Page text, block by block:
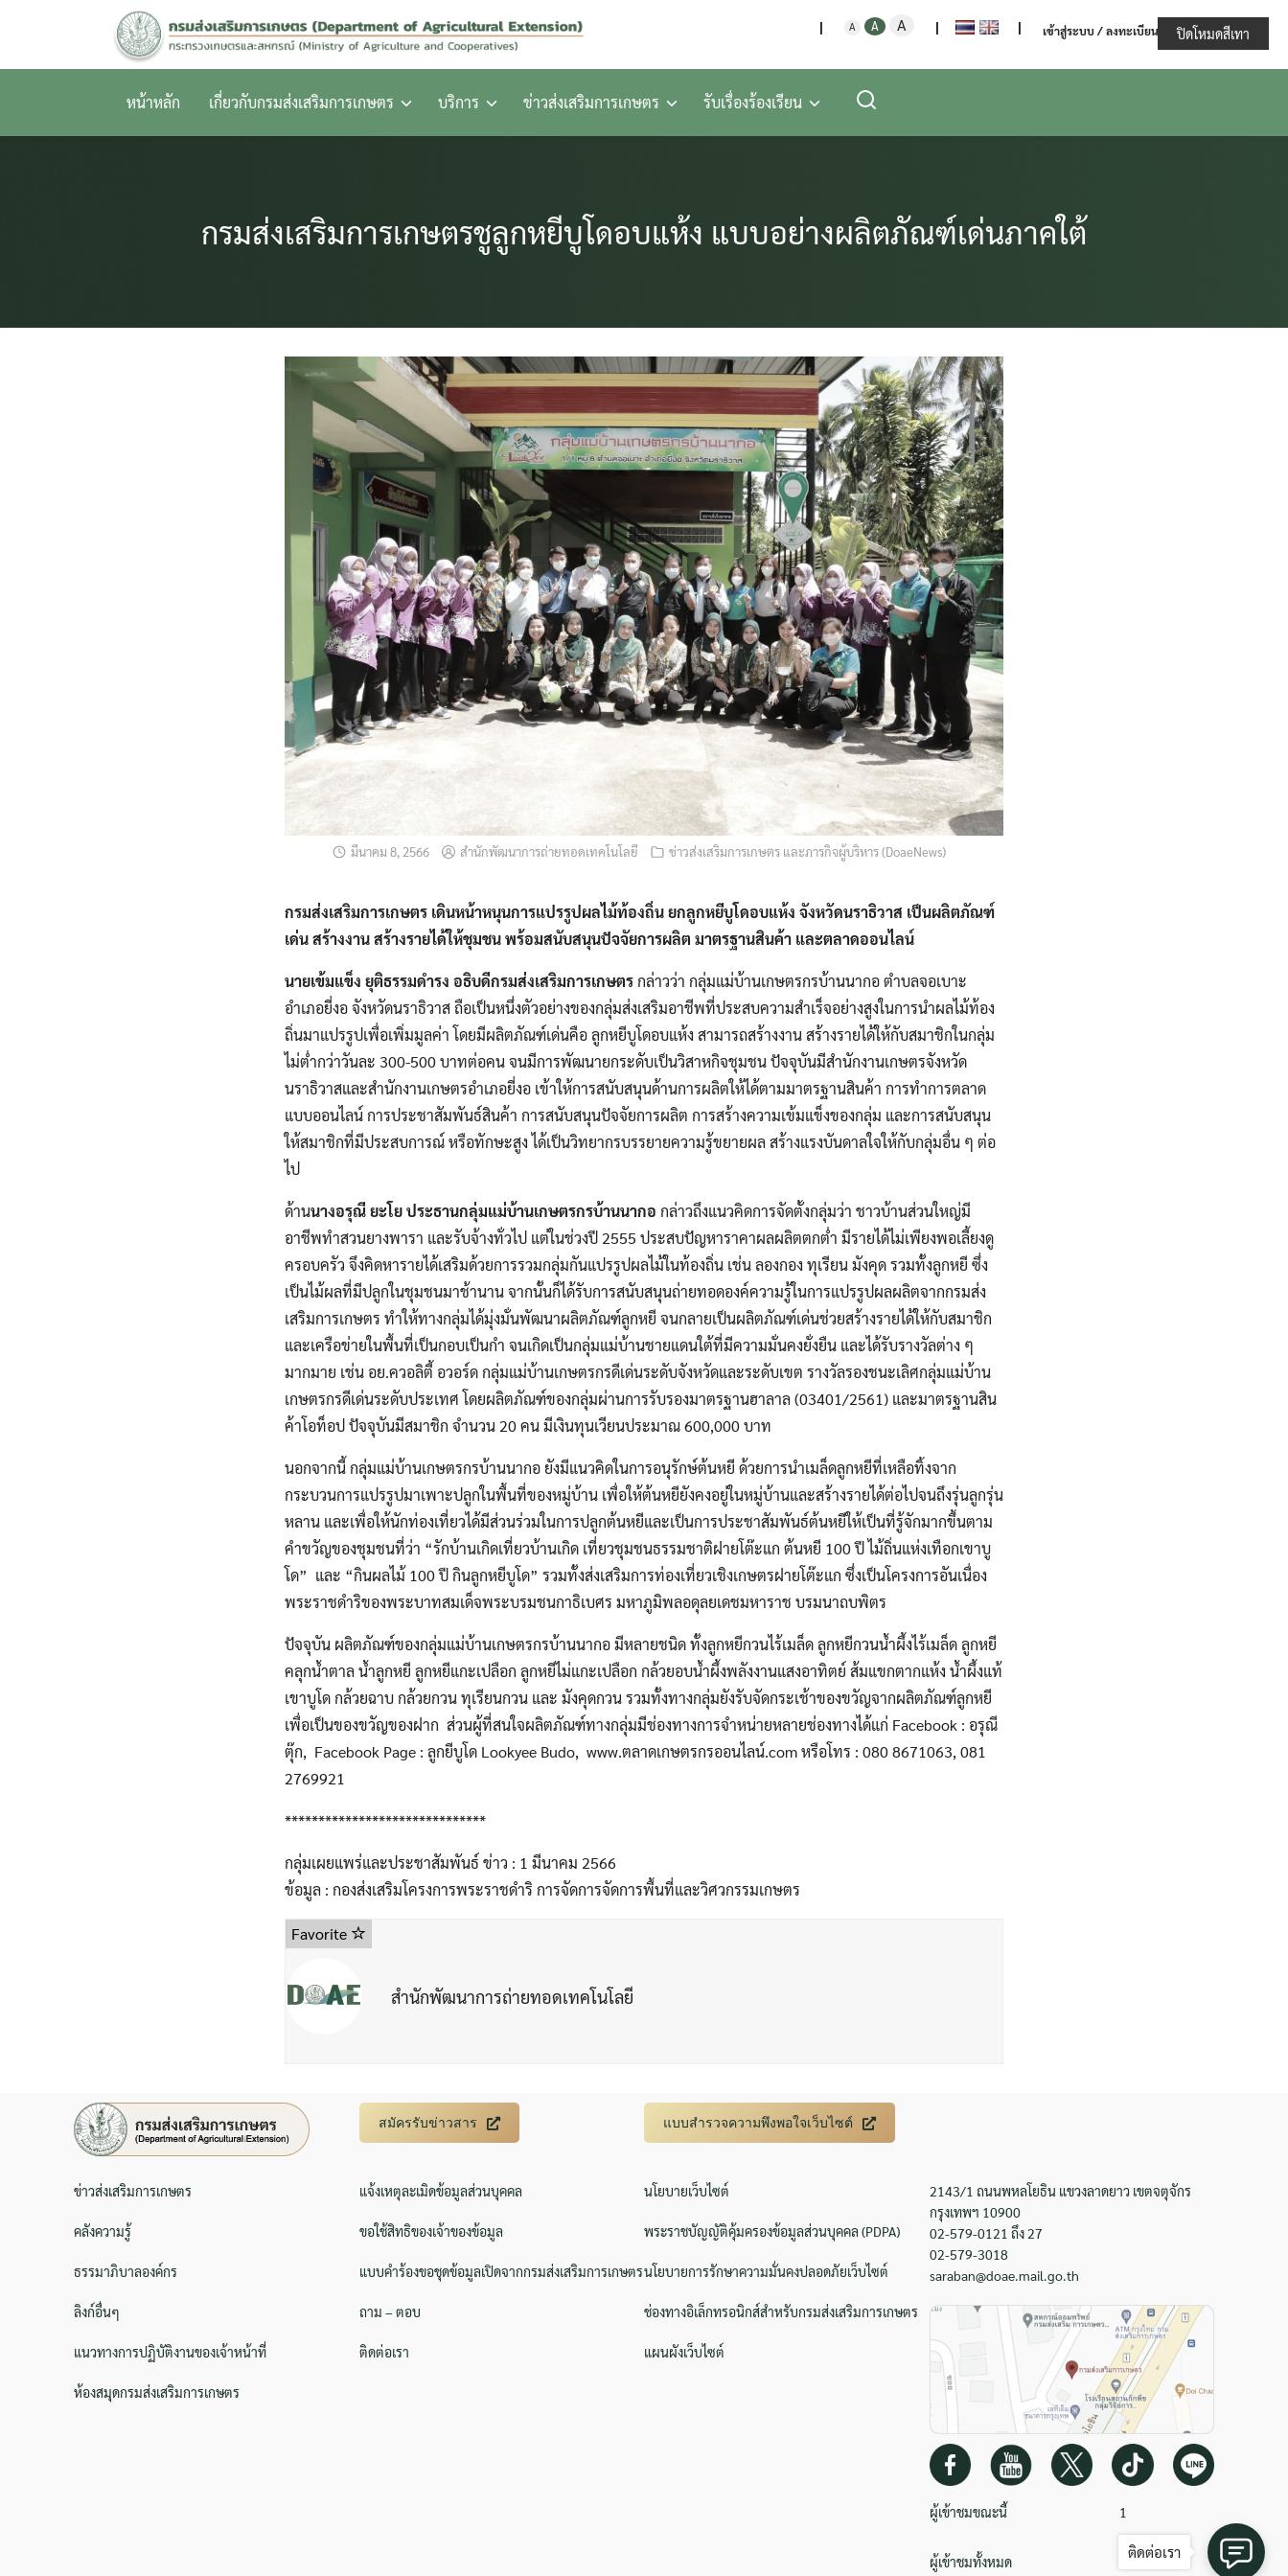
กรมส่งเสริมการเกษตร กระทรวงเกษตรและสหกรณ์
A Decrease
fontAReset
font
A Increase
| | เข้าสู่ระบบ / ลงทะเบียน
หน้าหลัก เกี่ยวกับกรมส่งเสริมการเกษตร บริการ ข่าวส่งเสริมการเกษตร รับเรื่องร้องเรียน
Search
for:
Search
กรมส่งเสริมการเกษตรชูลูกหยีบูโดอบแห้ง แบบอย่างผลิตภัณฑ์เด่นภาคใต้
มีนาคม 8, 2566 สำนักพัฒนาการถ่ายทอดเทคโนโลยี ข่าวส่งเสริมการเกษตร และภารกิจผู้บริหาร (DoaeNews)
กรมส่งเสริมการเกษตร เดินหน้าหนุนการแปรรูปผลไม้ท้องถิ่น ยกลูกหยีบูโดอบแห้ง จังหวัดนราธิวาส เป็นผลิตภัณฑ์
เด่น สร้างงาน สร้างรายได้ให้ชุมชน พร้อมสนับสนุนปัจจัยการผลิต มาตรฐานสินค้า และตลาดออนไลน์
นายเข้มแข็ง ยุติธรรมดำรง อธิบดีกรมส่งเสริมการเกษตรกล่าวว่า กลุ่มแม่บ้านเกษตรกรบ้านนากอ ตำบลจอเบาะ
อำเภอยี่งอ จังหวัดนราธิวาส ถือเป็นหนึ่งตัวอย่างของกลุ่มส่งเสริมอาชีพที่ประสบความสำเร็จอย่างสูงในการนำผลไม้ท้อง
ถิ่นมาแปรรูปเพื่อเพิ่มมูลค่า โดยมีผลิตภัณฑ์เด่นคือ ลูกหยีบูโดอบแห้ง สามารถสร้างงาน สร้างรายได้ให้กับสมาชิกในกลุ่ม
ไม่ต่ำกว่าวันละ 300-500 บาทต่อคน จนมีการพัฒนายกระดับเป็นวิสาหกิจชุมชน ปัจจุบันมีสำนักงานเกษตรจังหวัด
นราธิวาสและสำนักงานเกษตรอำเภอยี่งอ เข้าให้การสนับสนุนด้านการผลิตให้ได้ตามมาตรฐานสินค้า การทำการตลาด
แบบออนไลน์ การประชาสัมพันธ์สินค้า การสนับสนุนปัจจัยการผลิต การสร้างความเข้มแข็งของกลุ่ม และการสนับสนุน
ให้สมาชิกที่มีประสบการณ์ หรือทักษะสูง ได้เป็นวิทยากรบรรยายความรู้ขยายผล สร้างแรงบันดาลใจให้กับกลุ่มอื่น ๆ ต่อ
ไป
ด้านนางอรุณี ยะโย ประธานกลุ่มแม่บ้านเกษตรกรบ้านนากอ กล่าวถึงแนวคิดการจัดตั้งกลุ่มว่า ชาวบ้านส่วนใหญ่มี
อาชีพทำสวนยางพารา และรับจ้างทั่วไป แต่ในช่วงปี 2555 ประสบปัญหาราคาผลผลิตตกต่ำ มีรายได้ไม่เพียงพอเลี้ยงดู
ครอบครัว จึงคิดหารายได้เสริมด้วยการรวมกลุ่มกันแปรรูปผลไม้ในท้องถิ่น เช่น ลองกอง ทุเรียน มังคุด รวมทั้งลูกหยี ซึ่ง
เป็นไม้ผลที่มีปลูกในชุมชนมาช้านาน จากนั้นก็ได้รับการสนับสนุนถ่ายทอดองค์ความรู้ในการแปรรูปผลผลิตจากกรมส่ง
เสริมการเกษตร ทำให้ทางกลุ่มได้มุ่งมั่นพัฒนาผลิตภัณฑ์ลูกหยี จนกลายเป็นผลิตภัณฑ์เด่นช่วยสร้างรายได้ให้กับสมาชิก
และเครือข่ายในพื้นที่เป็นกอบเป็นกำ จนเกิดเป็นกลุ่มแม่บ้านชายแดนใต้ที่มีความมั่นคงยั่งยืน และได้รับรางวัลต่าง ๆ
มากมาย เช่น อย.ควอลิตี้ อวอร์ด กลุ่มแม่บ้านเกษตรกรดีเด่นระดับจังหวัดและระดับเขต รางวัลรองชนะเลิศกลุ่มแม่บ้าน
เกษตรกรดีเด่นระดับประเทศ โดยผลิตภัณฑ์ของกลุ่มผ่านการรับรองมาตรฐานฮาลาล (03401/2561) และมาตรฐานสิน
ค้าโอท็อป ปัจจุบันมีสมาชิก จำนวน 20 คน มีเงินทุนเวียนประมาณ 600,000 บาท
นอกจากนี้ กลุ่มแม่บ้านเกษตรกรบ้านนากอ ยังมีแนวคิดในการอนุรักษ์ต้นหยี ด้วยการนำเมล็ดลูกหยีที่เหลือทิ้งจาก
กระบวนการแปรรูปมาเพาะปลูกในพื้นที่ของหมู่บ้าน เพื่อให้ต้นหยียังคงอยู่ในหมู่บ้านและสร้างรายได้ต่อไปจนถึงรุ่นลูกรุ่น
หลาน และเพื่อให้นักท่องเที่ยวได้มีส่วนร่วมในการปลูกต้นหยีและเป็นการประชาสัมพันธ์ต้นหยีให้เป็นที่รู้จักมากขึ้นตาม
คำขวัญของชุมชนที่ว่า “รักบ้านเกิดเที่ยวบ้านเกิด เที่ยวชุมชนธรรมชาติฝายโต๊ะแก ต้นหยี 100 ปี ไม้ถิ่นแห่งเทือกเขาบู
โด” และ “กินผลไม้ 100 ปี กินลูกหยีบูโด” รวมทั้งส่งเสริมการท่องเที่ยวเชิงเกษตรฝายโต๊ะแก ซึ่งเป็นโครงการอันเนื่อง
พระราชดำริของพระบาทสมเด็จพระบรมชนกาธิเบศร มหาภูมิพลอดุลยเดชมหาราช บรมนาถบพิตร
ปัจจุบัน ผลิตภัณฑ์ของกลุ่มแม่บ้านเกษตรกรบ้านนากอ มีหลายชนิด ทั้งลูกหยีกวนไร้เมล็ด ลูกหยีกวนน้ำผึ้งไร้เมล็ด ลูกหยี
คลุกน้ำตาล น้ำลูกหยี ลูกหยีแกะเปลือก ลูกหยีไม่แกะเปลือก กล้วยอบน้ำผึ้งพลังงานแสงอาทิตย์ ส้มแขกตากแห้ง น้ำผึ้งแท้
เขาบูโด กล้วยฉาบ กล้วยกวน ทุเรียนกวน และ มังคุดกวน รวมทั้งทางกลุ่มยังรับจัดกระเช้าของขวัญจากผลิตภัณฑ์ลูกหยี
เพื่อเป็นของขวัญของฝาก ส่วนผู้ที่สนใจผลิตภัณฑ์ทางกลุ่มมีช่องทางการจำหน่ายหลายช่องทางได้แก่ Facebook : อรุณี
ตุ๊ก, Facebook Page : ลูกยีบูโด Lookyee Budo, www.ตลาดเกษตรกรออนไลน์.com หรือโทร : 080 8671063, 081
2769921
******************************
กลุ่มเผยแพร่และประชาสัมพันธ์ ข่าว : 1 มีนาคม 2566
ข้อมูล : กองส่งเสริมโครงการพระราชดำริ การจัดการจัดการพื้นที่และวิศวกรรมเกษตร
Favorite
สำนักพัฒนาการถ่ายทอดเทคโนโลยี
สมัครรับข่าวสาร แบบสำรวจความพึงพอใจเว็บไซต์
ข่าวส่งเสริมการเกษตร
คลังความรู้
ธรรมาภิบาลองค์กร
ลิงก์อื่นๆ
แนวทางการปฏิบัติงานของเจ้าหน้าที่
ห้องสมุดกรมส่งเสริมการเกษตร
แจ้งเหตุละเมิดข้อมูลส่วนบุคคล
ขอใช้สิทธิของเจ้าของข้อมูล
แบบคำร้องขอชุดข้อมูลเปิดจากกรมส่งเสริมการเกษตร
ถาม – ตอบ
ติดต่อเรา
นโยบายเว็บไซต์
พระราชบัญญัติคุ้มครองข้อมูลส่วนบุคคล (PDPA)
นโยบายการรักษาความมั่นคงปลอดภัยเว็บไซต์
ช่องทางอิเล็กทรอนิกส์สำหรับกรมส่งเสริมการเกษตร
แผนผังเว็บไซต์
2143/1 ถนนพหลโยธิน แขวงลาดยาว เขตจตุจักร
กรุงเทพฯ 10900
02-579-0121 ถึง 27
02-579-3018
saraban@doae.mail.go.th
ผู้เข้าชมขณะนี้ 1
ผู้เข้าชมทั้งหมด 965042
ติดต่อเรา
ปิดโหมดสีเทา